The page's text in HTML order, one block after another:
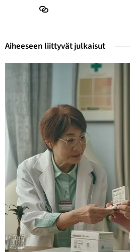
Aiheeseen liittyvät julkaisut